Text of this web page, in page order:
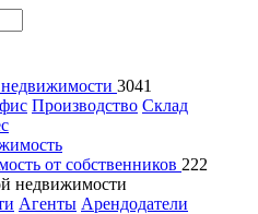
3041
Производство Склад
от собственников 222
недвижимости
Агенты Арендодатели